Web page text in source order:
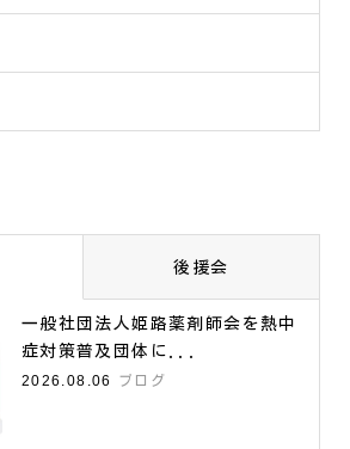
後援会
一般社団法人姫路薬剤師会を熱中
症対策普及団体に...
2026.08.06
ブログ